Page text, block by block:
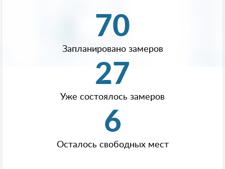
70
Запланировано замеров
27
Уже состоялось замеров
6
Осталось свободных мест